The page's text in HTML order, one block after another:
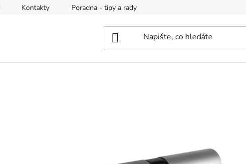
Kontakty Poradna - tipy a rady